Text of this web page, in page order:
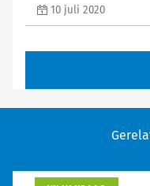
10 juli 2020